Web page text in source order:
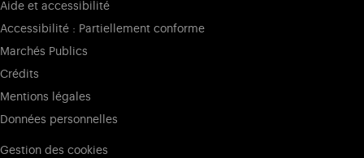
Aide et accessibilité
Accessibilité : Partiellement conforme
Marchés Publics
Crédits
Mentions légales
Données personnelles
Gestion des cookies